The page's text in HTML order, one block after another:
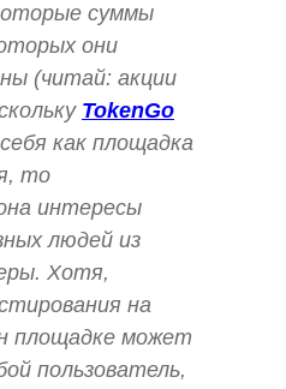
суммы
они
(читай: акции
TokenGo
как площадка
то
интересы
людей из
Хотя,
на
площадке может
пользователь,